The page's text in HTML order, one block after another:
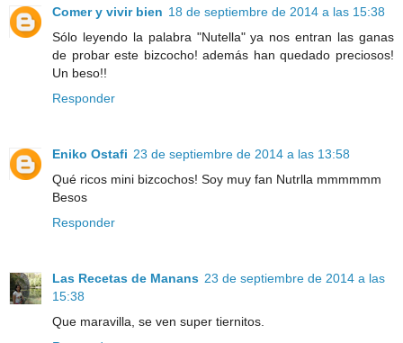
Comer y vivir bien 18 de septiembre de 2014 a las 15:38
Sólo leyendo la palabra "Nutella" ya nos entran las ganas
de probar este bizcocho! además han quedado preciosos!
Un beso!!
Responder
Eniko Ostafi 23 de septiembre de 2014 a las 13:58
Qué ricos mini bizcochos! Soy muy fan Nutrlla mmmmmm
Besos
Responder
Las Recetas de Manans 23 de septiembre de 2014 a las
15:38
Que maravilla, se ven super tiernitos.